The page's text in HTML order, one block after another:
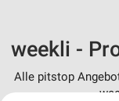
weekli -
Alle pitstop